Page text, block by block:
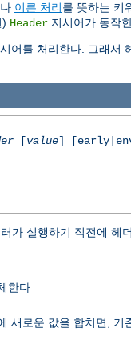
이른 처리를 뜻하는 키
) Header 지시어가 동작
어를 처리한다. 그래서
[value]
가 실행하기 직전에
한다
새로운 값을 합치면,